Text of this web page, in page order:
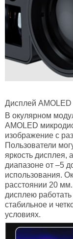
Дисплей AMOLED
В окулярном
AMOLED
изображение с
Пользователи
яркость дисплея,
диапазоне от –5
использования.
расстоянии 20
дисплею
стабильное и
условиях.